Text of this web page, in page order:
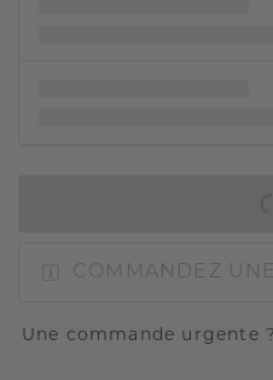
COMMANDEZ
Une commande urgente